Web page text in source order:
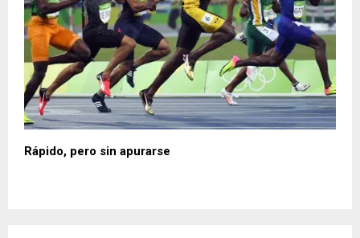
Rápido, pero sin apurarse